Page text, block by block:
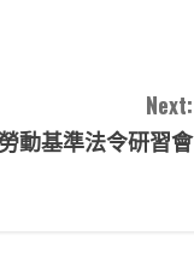
Next:
動基準法令研習會